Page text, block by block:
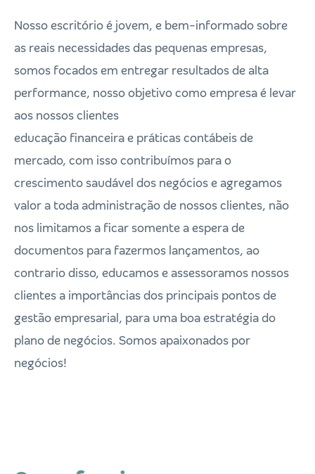
Nosso escritório é jovem, e bem-informado sobre
as reais necessidades das pequenas empresas,
somos focados em entregar resultados de alta
performance, nosso objetivo como empresa é levar
aos nossos clientes
educação financeira e práticas contábeis de
mercado, com isso contribuímos para o
crescimento saudável dos negócios e agregamos
valor a toda administração de nossos clientes, não
nos limitamos a ficar somente a espera de
documentos para fazermos lançamentos, ao
contrario disso, educamos e assessoramos nossos
clientes a importâncias dos principais pontos de
gestão empresarial, para uma boa estratégia do
plano de negócios. Somos apaixonados por
negócios!